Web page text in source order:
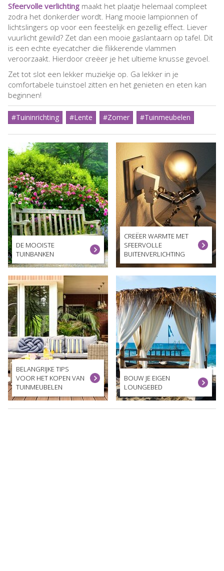
Sfeervolle verlichting maakt het plaatje helemaal compleet
zodra het donkerder wordt. Hang mooie lampionnen of
lichtslingers op voor een feestelijk en gezellig effect. Liever
vuurlicht gewild? Zet dan een mooie gaslantaarn op tafel. Dit
is een echte eyecatcher die flikkerende vlammen
veroorzaakt. Hierdoor creëer je het ultieme knusse gevoel.
Zet tot slot een lekker muziekje op. Ga lekker in je
comfortabele tuinstoel zitten en het genieten en eten kan
beginnen!
#Tuininrichting #Lente #Zomer #Tuinmeubelen
DE MOOISTE
TUINBANKEN
CREËER WARMTE MET
SFEERVOLLE
BUITENVERLICHTING
BELANGRIJKE TIPS
VOOR HET KOPEN VAN
TUINMEUBELEN
BOUW JE EIGEN
LOUNGEBED